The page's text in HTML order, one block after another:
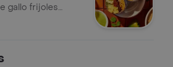
gallo frijoles
lechuga, queso